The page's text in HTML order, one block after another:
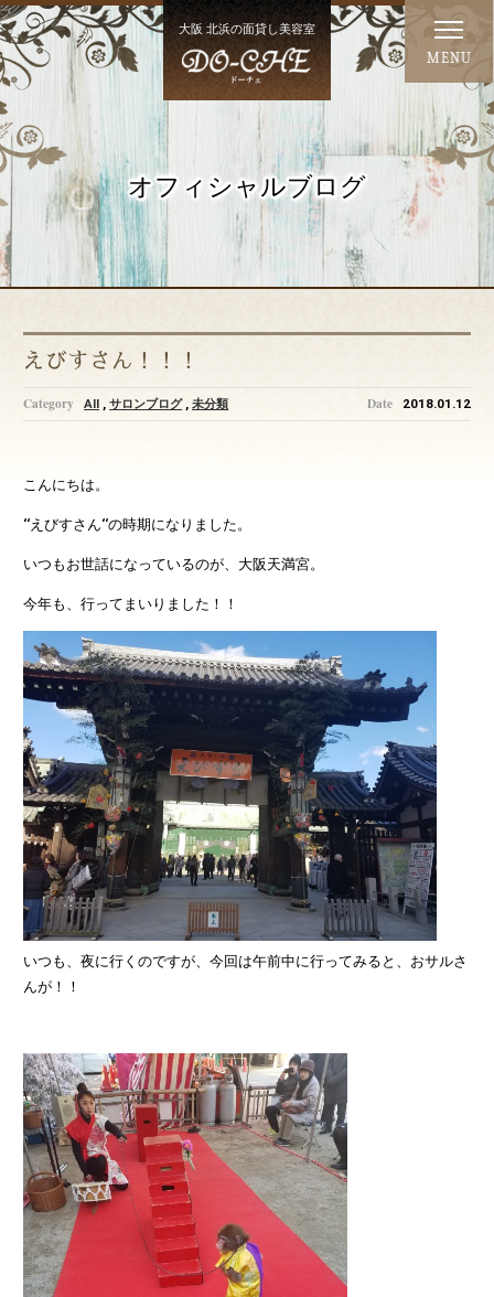
大阪 北浜の面貸し美容室
オフィシャルブログ
MENU
えびすさん！！！
2018.01.12
AII ,サロンブログ,未分類
こんにちは。
‘‘えびすさん‘‘の時期になりました。
いつもお世話になっているのが、大阪天満宮。
今年も、行ってまいりました！！
いつも、夜に行くのですが、今回は午前中に行ってみると、おサルさ
んが！！